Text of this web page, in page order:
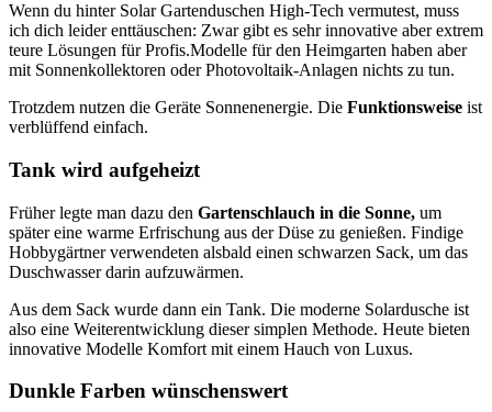
Wenn du hinter Solar Gartenduschen High-Tech vermutest, muss
ich dich leider enttäuschen: Zwar gibt es sehr innovative aber extrem
teure Lösungen für Profis.Modelle für den Heimgarten haben aber
mit Sonnenkollektoren oder Photovoltaik-Anlagen nichts zu tun.
Trotzdem nutzen die Geräte Sonnenenergie. Die Funktionsweise ist
verblüffend einfach.
Tank wird aufgeheizt
Früher legte man dazu den Gartenschlauch in die Sonne, um
später eine warme Erfrischung aus der Düse zu genießen. Findige
Hobbygärtner verwendeten alsbald einen schwarzen Sack, um das
Duschwasser darin aufzuwärmen.
Aus dem Sack wurde dann ein Tank. Die moderne Solardusche ist
also eine Weiterentwicklung dieser simplen Methode. Heute bieten
innovative Modelle Komfort mit einem Hauch von Luxus.
Dunkle Farben wünschenswert